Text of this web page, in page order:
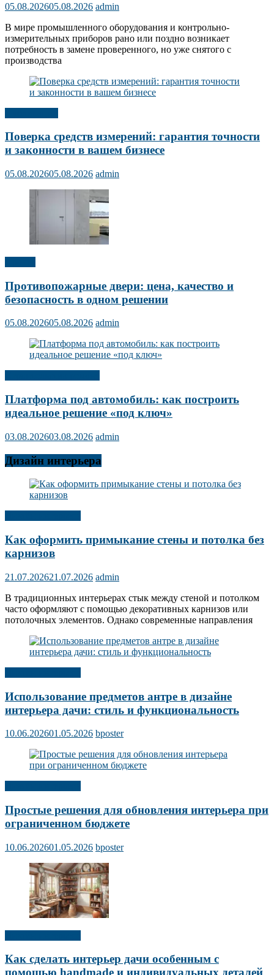
05.08.202605.08.2026 admin
В мире промышленного оборудования и контрольно-
измерительных приборов рано или поздно возникает
потребность в замене проверенного, но уже снятого с
производства
Поверка средств измерений: гарантия точности
и законности в вашем бизнесе
05.08.202605.08.2026 admin
Противопожарные двери: цена, качество и
безопасность в одном решении
05.08.202605.08.2026 admin
Платформа под автомобиль: как построить
идеальное решение «под ключ»
03.08.202603.08.2026 admin
Дизайн интерьера
Как оформить примыкание стены и потолка без
карнизов
21.07.202621.07.2026 admin
В традиционных интерьерах стык между стеной и потолком
часто оформляют с помощью декоративных карнизов или
потолочных элементов. Однако современные направления
Использование предметов антре в дизайне
интерьера дачи: стиль и функциональность
10.06.202601.05.2026 bposter
Простые решения для обновления интерьера при
ограниченном бюджете
10.06.202601.05.2026 bposter
Как сделать интерьер дачи особенным с